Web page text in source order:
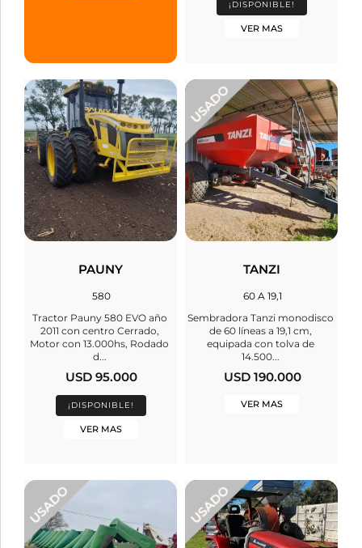
¡DISPONIBLE!
VER MAS
PAUNY
580
Tractor Pauny 580 EVO año
2011 con centro Cerrado,
Motor con 13.000hs, Rodado
d...
USD 95.000
¡DISPONIBLE!
VER MAS
TANZI
60 A 19,1
Sembradora Tanzi monodisco
de 60 líneas a 19,1 cm,
equipada con tolva de
14.500...
USD 190.000
VER MAS